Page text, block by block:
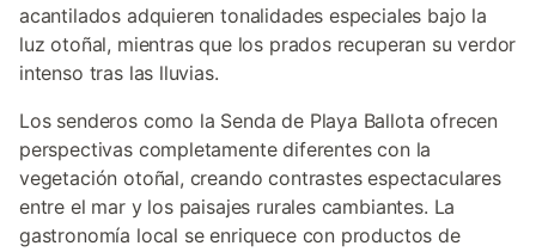
acantilados adquieren tonalidades especiales bajo la
luz otoñal, mientras que los prados recuperan su verdor
intenso tras las lluvias.
Los senderos como la Senda de Playa Ballota ofrecen
perspectivas completamente diferentes con la
vegetación otoñal, creando contrastes espectaculares
entre el mar y los paisajes rurales cambiantes. La
gastronomía local se enriquece con productos de